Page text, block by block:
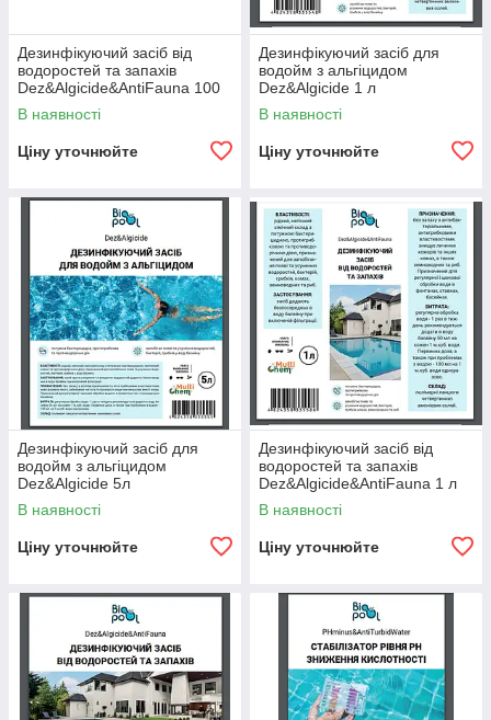
Дезинфікуючий засіб від
водоростей та запахів
Dez&Algicide&AntiFauna 100
мл
В наявності
Ціну уточнюйте
Дезинфікуючий засіб для
водойм з альгіцидом
Dez&Algicide 1 л
В наявності
Ціну уточнюйте
Дезинфікуючий засіб для
водойм з альгіцидом
Dez&Algicide 5л
В наявності
Ціну уточнюйте
Дезинфікуючий засіб від
водоростей та запахів
Dez&Algicide&AntiFauna 1 л
В наявності
Ціну уточнюйте